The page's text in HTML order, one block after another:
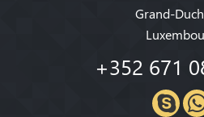
Grand-
+352 671